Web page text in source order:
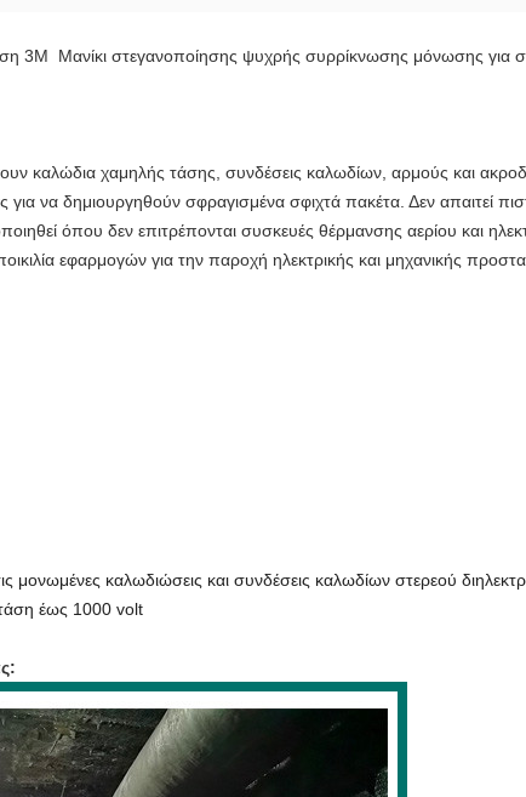
3M Μανίκι στεγανοποίησης ψυχρής συρρίκνωσης μόνωσης για
καλώδια χαμηλής τάσης, συνδέσεις καλωδίων, αρμούς και
για να δημιουργηθούν σφραγισμένα σφιχτά πακέτα. Δεν απαιτεί
όπου δεν επιτρέπονται συσκευές θέρμανσης αερίου και
εφαρμογών για την παροχή ηλεκτρικής και μηχανικής
μονωμένες καλωδιώσεις και συνδέσεις καλωδίων στερεού
έως 1000 volt